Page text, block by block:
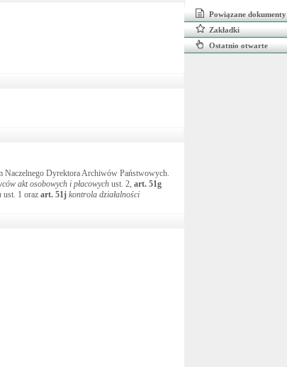
Naczelnego Dyrektora Archiwów Państwowych.
akt osobowych i płacowych ust. 2, art. 51g
ust. 1 oraz art. 51j kontrola działalności
Powiązane dokumenty
Zakładki
Ostatnio otwarte